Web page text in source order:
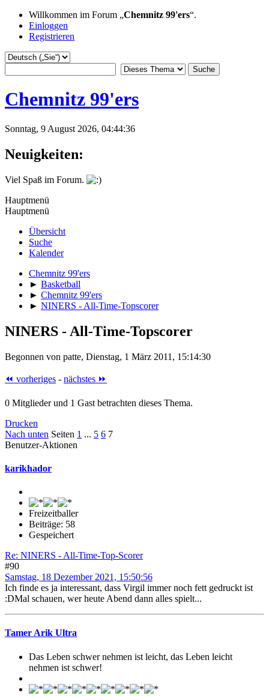
Willkommen im Forum „Chemnitz 99'ers“.
Einloggen
Registrieren
Chemnitz 99'ers
Sonntag, 9 August 2026, 04:44:36
Neuigkeiten:
Viel Spaß im Forum.
Hauptmenü
Hauptmenü
Übersicht
Suche
Kalender
Chemnitz 99'ers
► Basketball
► Chemnitz 99'ers
► NINERS - All-Time-Topscorer
NINERS - All-Time-Topscorer
Begonnen von patte, Dienstag, 1 März 2011, 15:14:30
⏪ vorheriges - nächstes ⏩
0 Mitglieder und 1 Gast betrachten dieses Thema.
Drucken
Nach unten Seiten 1 ... 5 6 7
Benutzer-Aktionen
karikhador
Freizeitballer
Beiträge: 58
Gespeichert
Re: NINERS - All-Time-Top-Scorer
#90
Samstag, 18 Dezember 2021, 15:50:56
Ich finde es ja interessant, dass Virgil immer noch fett gedruckt ist
:DMal schauen, wer heute Abend dann alles spielt...
Tamer Arik Ultra
Das Leben schwer nehmen ist leicht, das Leben leicht
nehmen ist schwer!